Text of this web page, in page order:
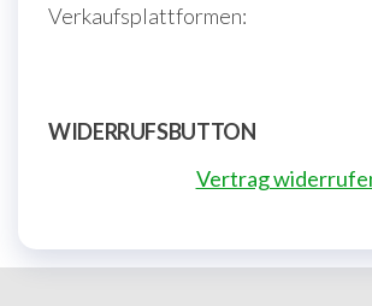
Verkaufsplattformen:
WIDERRUFSBUTTON
Vertrag